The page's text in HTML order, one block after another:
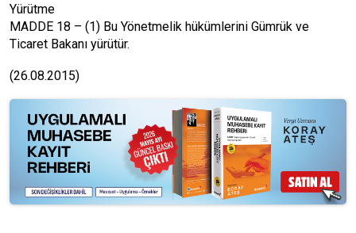
Yürütme
MADDE 18 – (1) Bu Yönetmelik hükümlerini Gümrük ve
Ticaret Bakanı yürütür.
(26.08.2015)